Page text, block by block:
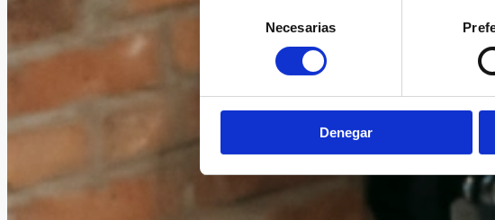
consentimiento
Necesarias
Denegar